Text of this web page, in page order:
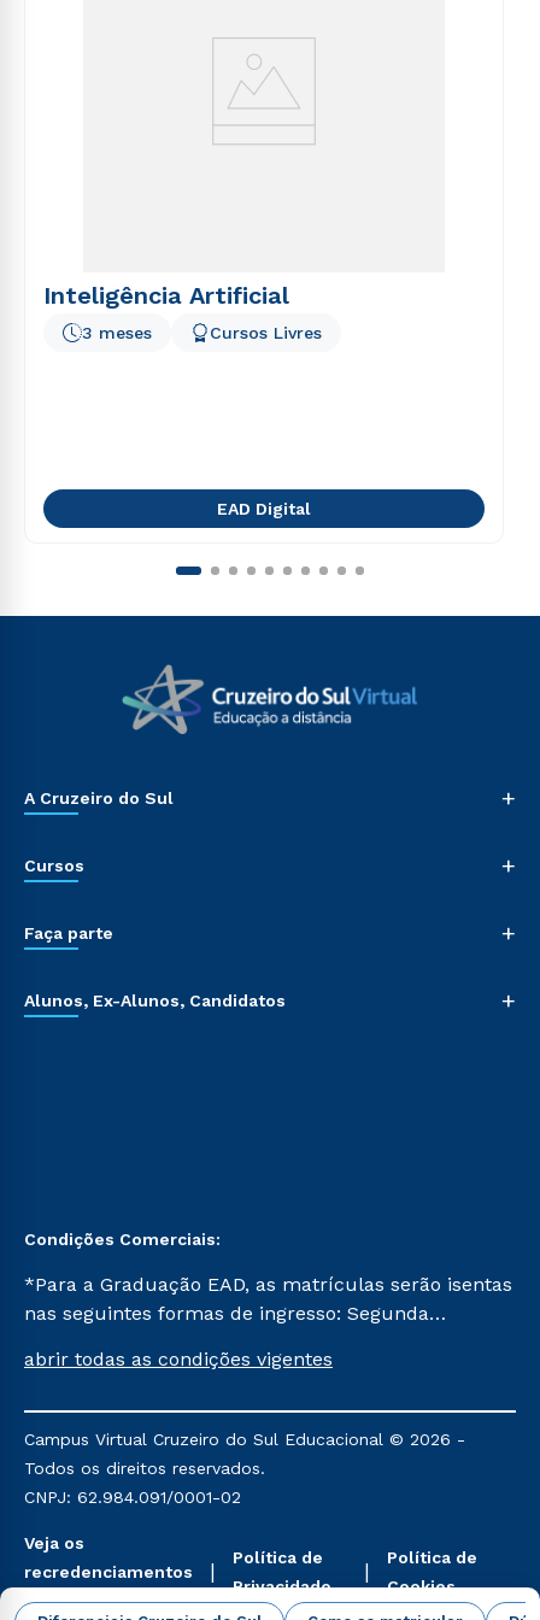
Inteligência Artificial
3 meses Cursos Livres
EAD Digital
A Cruzeiro do Sul +
Cursos +
Faça parte +
Alunos, Ex-Alunos, Candidatos +
Condições Comerciais:
*Para a Graduação EAD, as matrículas serão isentas
nas seguintes formas de ingresso: Segunda
Já para as demais, a taxa de matrícula será de R$
mencionadas são referentes aos cursos: Ensino
Religioso, Geografia para a Docência e Metodologia
do Ensino de História: Questões Atuais.
abrir todas as condições vigentes
Campus Virtual Cruzeiro do Sul Educacional © 2026 -
Todos os direitos reservados.
CNPJ: 62.984.091/0001-02
Veja os
recredenciamentos
aqui
Política de
Privacidade
Política de
Cookies